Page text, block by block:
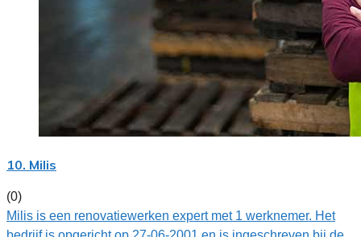
10. Milis
(0)
Milis is een renovatiewerken expert met 1 werknemer. Het